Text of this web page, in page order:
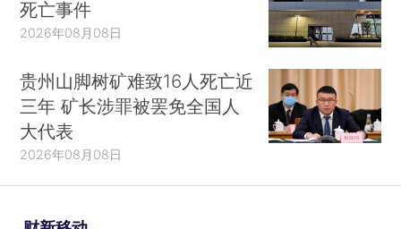
死亡事件
2026年08月08日
贵州山脚树矿难致16人死亡近
三年 矿长涉罪被罢免全国人
大代表
2026年08月08日